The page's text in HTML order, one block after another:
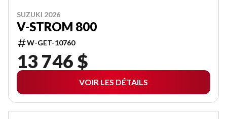
SUZUKI 2026
V-STROM 800
W-GET-10760
13 746 $
VOIR LES DÉTAILS